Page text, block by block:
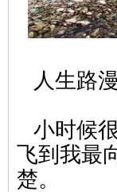
人生路
小时候
飞到我最
楚。